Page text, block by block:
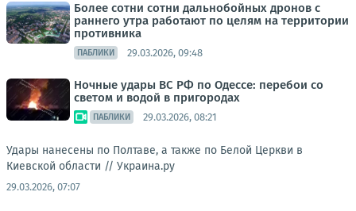
Более сотни сотни дальнобойных дронов с
раннего утра работают по целям на территории
противника
ПАБЛИКИ 29.03.2026, 09:48
Ночные удары ВС РФ по Одессе: перебои со
светом и водой в пригородах
ПАБЛИКИ 29.03.2026, 08:21
Удары нанесены по Полтаве, а также по Белой Церкви в
Киевской области // Украина.ру
29.03.2026, 07:07